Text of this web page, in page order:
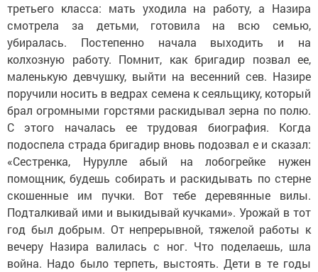
третьего класса: мать уходила на работу, а Назира
смотрела за детьми, готовила на всю семью,
убиралась. Постепенно начала выходить и на
колхозную работу. Помнит, как бригадир позвал ее,
маленькую девчушку, выйти на весенний сев. Назире
поручили носить в ведрах семена к сеяльщику, который
брал огромными горстями раскидывал зерна по полю.
С этого началась ее трудовая биография. Когда
подоспела страда бригадир вновь подозвал е и сказал:
«Сестренка, Нурулле абый на лобогрейке нужен
помощник, будешь собирать и раскидывать по стерне
скошенные им пучки. Вот тебе деревянные вилы.
Подталкивай ими и выкидывай кучками». Урожай в тот
год был добрым. От непрерывной, тяжелой работы к
вечеру Назира валилась с ног. Что поделаешь, шла
война. Надо было терпеть, выстоять. Дети в те годы